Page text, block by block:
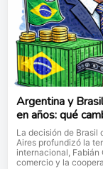
Argentina y
en años: qué
La decisión de Brasil
Aires profundizó la
internacional,
comercio y la